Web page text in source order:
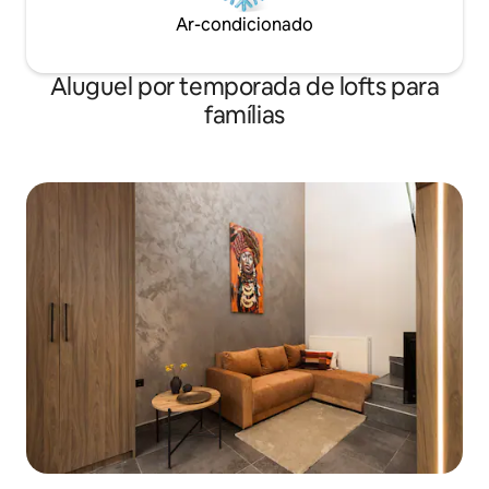
Ar-condicionado
Aluguel por temporada de lofts para
famílias